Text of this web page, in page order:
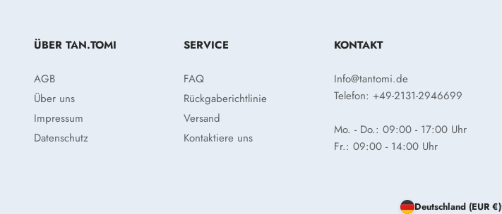
ÜBER TAN.TOMI
AGB
Über uns
Impressum
Datenschutz
SERVICE
FAQ
Rückgaberichtlinie
Versand
Kontaktiere uns
KONTAKT
Info@tantomi.de
Telefon: +49-2131-2946699
Mo. - Do.: 09:00 - 17:00 Uhr
Fr.: 09:00 - 14:00 Uhr
Deutschland (EUR €)